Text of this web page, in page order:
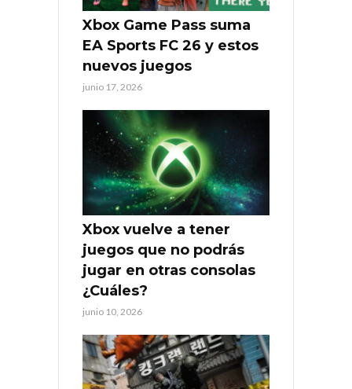
Xbox Game Pass suma
EA Sports FC 26 y estos
nuevos juegos
junio 17, 2026
Xbox vuelve a tener
juegos que no podrás
jugar en otras consolas
¿Cuáles?
junio 10, 2026